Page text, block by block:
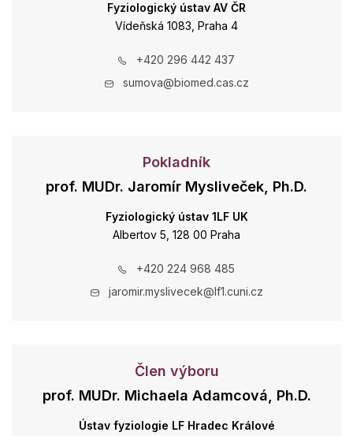
Fyziologický ústav AV ČR
Vídeňská 1083, Praha 4
+420 296 442 437
sumova@biomed.cas.cz
Pokladník
prof. MUDr. Jaromír Mysliveček, Ph.D.
Fyziologický ústav 1LF UK
Albertov 5, 128 00 Praha
+420 224 968 485
jaromir.myslivecek@lf1.cuni.cz
Člen výboru
prof. MUDr. Michaela Adamcová, Ph.D.
Ústav fyziologie LF Hradec Králové